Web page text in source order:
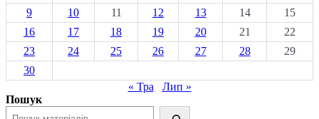
9
10 11 12 13 14
15
16
17 18 19 20 21
22
23
24 25 26 27 28
29
30
« Тра
Лип »
Пошук